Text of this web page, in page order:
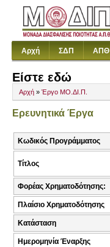
Αρχή ΣΔΠ ΑΠΘ
Είστε εδώ
Αρχή » Έργο ΜΟ.ΔΙ.Π.
Ερευνητικά Έργα
Κωδικός Προγράμματος
Τίτλος
Φορέας Χρηματοδότησης:
Πλαίσιο Χρηματοδότησης
Κατάσταση
Ημερομηνία Έναρξης